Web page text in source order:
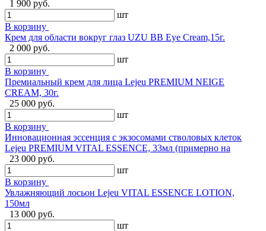
1 900 руб.
шт
В корзину
Крем для области вокруг глаз UZU BB Eye Cream,15г.
2 000 руб.
шт
В корзину
Премиальный крем для лица Lejeu PREMIUM NEIGE
CREAM, 30г.
25 000 руб.
шт
В корзину
Инновационная эссенция с экзосомами стволовых клеток
Lejeu PREMIUM VITAL ESSENCE, 33мл (примерно на
23 000 руб.
шт
В корзину
Увлажняющий лосьон Lejeu VITAL ESSENCE LOTION,
150мл
13 000 руб.
шт